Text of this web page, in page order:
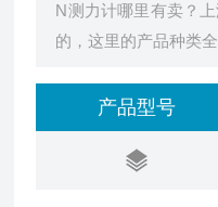
N测力计哪里有卖？
的，这里的产品种类
产品型号